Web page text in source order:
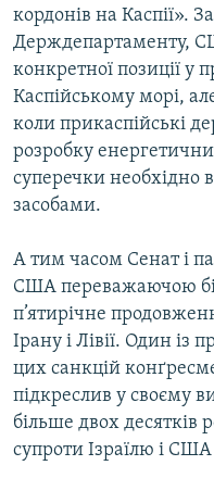
кордонів на Каспії».
Держдепартаменту,
конкретної позиції у
Каспійському морі,
коли прикаспійські
розробку
суперечки
засобами.
А тим часом Сенат і
США переважаючою
п’ятирічне
Ірану і Лівії. Один
цих санкцій
підкреслив у своєму
більше двох десятків
супроти Ізраїлю і США